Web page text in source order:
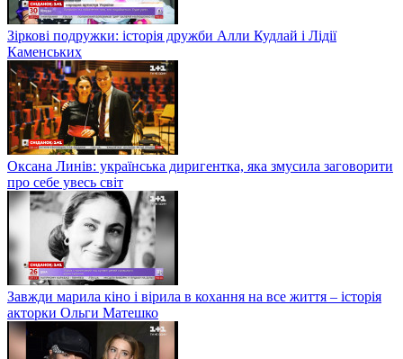
Зіркові подружки: історія дружби Алли Кудлай і Лідії
Каменських
Оксана Линів: українська диригентка, яка змусила заговорити
про себе увесь світ
Завжди марила кіно і вірила в кохання на все життя – історія
акторки Ольги Матешко